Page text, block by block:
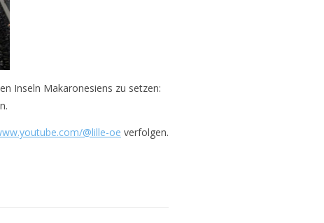
Inseln Makaronesiens zu setzen:
@lille-oe verfolgen.